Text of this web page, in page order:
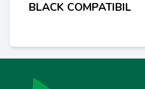
BLACK COMPATIBIL